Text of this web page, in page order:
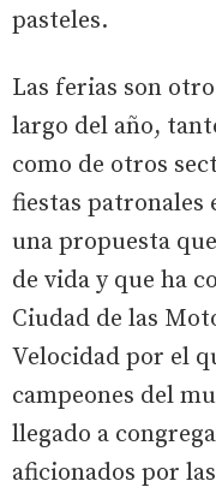
pasteles.
Las ferias son
largo del año,
como de otros
fiestas patronales
una propuesta
de vida y que ha
Ciudad de las
Velocidad por el
campeones del
llegado a
aficionados por